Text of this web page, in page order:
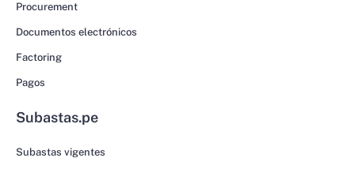
Procurement
Documentos electrónicos
Factoring
Pagos
Subastas.pe
Subastas vigentes